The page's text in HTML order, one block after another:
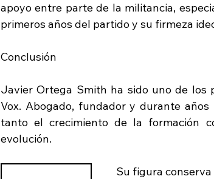
apoyo entre parte de la militancia,
primeros años del partido y su firmeza
Conclusión
Javier Ortega Smith ha sido uno de los
Vox. Abogado, fundador y durante
tanto el crecimiento de la formación
evolución.
Su figura